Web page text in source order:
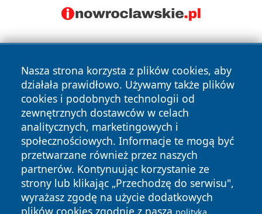
Nasza strona korzysta z plików cookies, aby
działała prawidłowo. Używamy także plików
cookies i podobnych technologii od
zewnętrznych dostawców w celach
analitycznych, marketingowych i
społecznościowych. Informacje te mogą być
przetwarzane również przez naszych
partnerów. Kontynuując korzystanie ze
strony lub klikając „Przechodzę do serwisu",
wyrażasz zgodę na użycie dodatkowych
plików cookies zgodnie z naszą
Copyright © 2026 wiadomosciolsztyn.pl Wszystkie prawa
zastrzeżone.
News Autorzy
Polityka
Prywatności
Polityka
Cookies